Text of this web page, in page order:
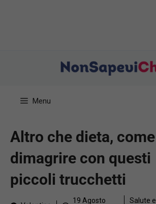
Menu
Altro che dieta, come
dimagrire con questi
piccoli trucchetti
19 Agosto
Salute e